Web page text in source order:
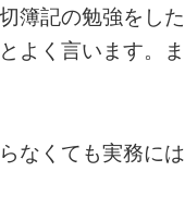
簿記の勉強をした
よく言います。ま
なくても実務には